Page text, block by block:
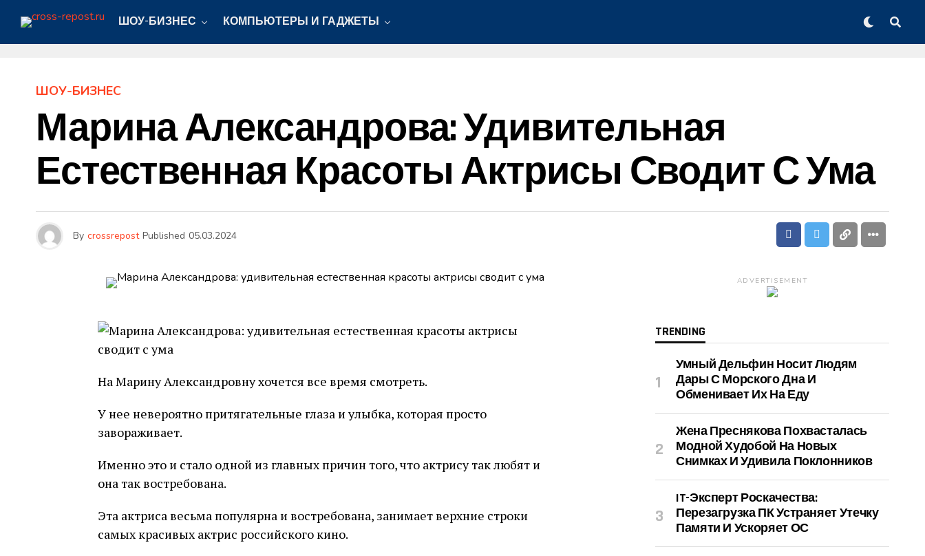
ШОУ-БИЗНЕС КОМПЬЮТЕРЫ И ГАДЖЕТЫ
ШОУ-БИЗНЕС
Марина Александрова: Удивительная
Естественная Красоты Актрисы Сводит С Ума
By crossrepost Published 05.03.2024
На Марину Александровну хочется все время смотреть.
У нее невероятно притягательные глаза и улыбка, которая просто
завораживает.
Именно это и стало одной из главных причин того, что актрису так любят и
она так востребована.
Эта актриса весьма популярна и востребована, занимает верхние строки
самых красивых актрис российского кино.
ADVERTISEMENT
TRENDING
Умный Дельфин Носит Людям
Дары С Морского Дна И
Обменивает Их На Еду
Жена Преснякова Похвасталась
Модной Худобой На Новых
Снимках И Удивила Поклонников
IT-Эксперт Роскачества:
Перезагрузка ПК Устраняет Утечку
Памяти И Ускоряет ОС